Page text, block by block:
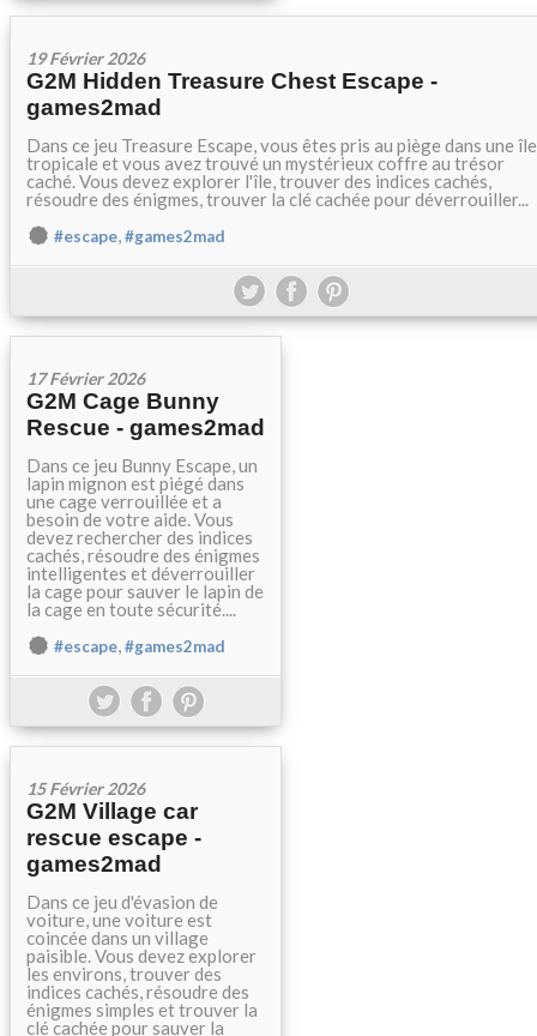
19 Février 2026
G2M Hidden Treasure Chest Escape -
games2mad
Dans ce jeu Treasure Escape, vous êtes pris au piège dans une île
tropicale et vous avez trouvé un mystérieux coffre au trésor
caché. Vous devez explorer l'île, trouver des indices cachés,
résoudre des énigmes, trouver la clé cachée pour déverrouiller...
#escape,#games2mad
17 Février 2026
G2M Cage Bunny
Rescue - games2mad
Dans ce jeu Bunny Escape, un
lapin mignon est piégé dans
une cage verrouillée et a
besoin de votre aide. Vous
devez rechercher des indices
cachés, résoudre des énigmes
intelligentes et déverrouiller
la cage pour sauver le lapin de
la cage en toute sécurité....
#escape,#games2mad
15 Février 2026
G2M Village car
rescue escape -
games2mad
Dans ce jeu d'évasion de
voiture, une voiture est
coincée dans un village
paisible. Vous devez explorer
les environs, trouver des
indices cachés, résoudre des
énigmes simples et trouver la
clé cachée pour sauver la